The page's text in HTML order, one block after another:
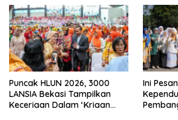
Puncak HLUN 2026, 3000
LANSIA Bekasi Tampilkan
Keceriaan Dalam ‘Kriaan
Ini